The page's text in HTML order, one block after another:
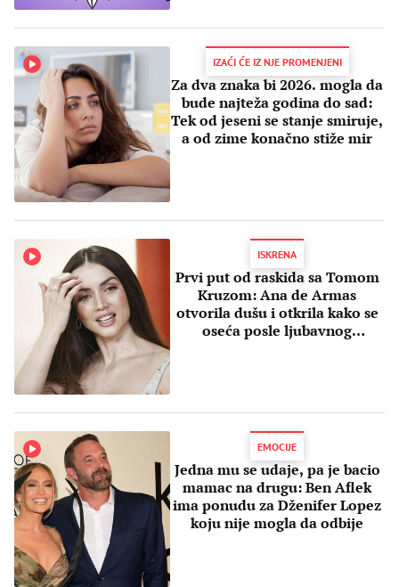
IZAĆI ĆE IZ NJE PROMENJENI
Za dva znaka bi 2026. mogla da
bude najteža godina do sad:
Tek od jeseni se stanje smiruje,
a od zime konačno stiže mir
ISKRENA
Prvi put od raskida sa Tomom
Kruzom: Ana de Armas
otvorila dušu i otkrila kako se
oseća posle ljubavnog
EMOCIJE
Jedna mu se udaje, pa je bacio
mamac na drugu: Ben Aflek
ima ponudu za Dženifer Lopez
koju nije mogla da odbije